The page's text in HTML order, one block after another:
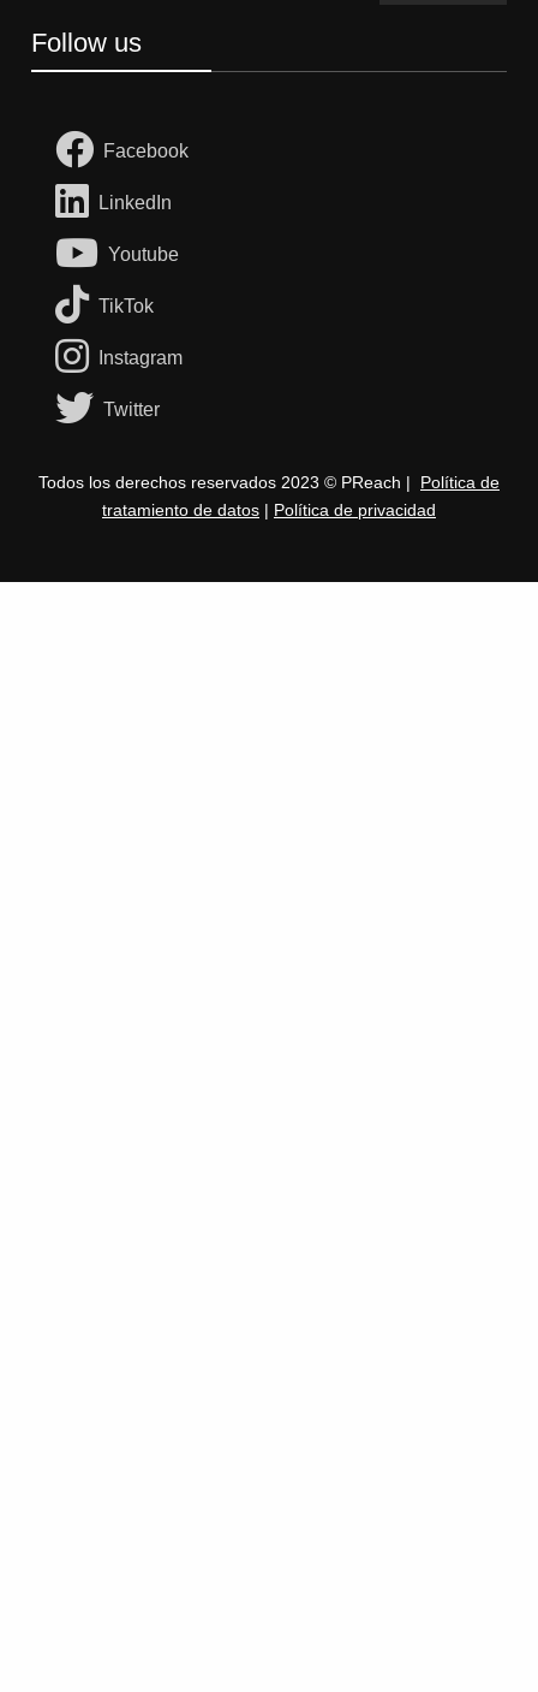
Follow us
Facebook
LinkedIn
Youtube
TikTok
Instagram
Twitter
Todos los derechos reservados 2023 © PReach | Política de
tratamiento de datos | Política de privacidad